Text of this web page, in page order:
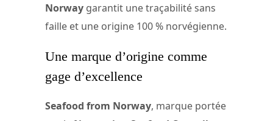
Norway garantit une traçabilité sans
faille et une origine 100 % norvégienne.
Une marque d’origine comme
gage d’excellence
Seafood from Norway, marque portée